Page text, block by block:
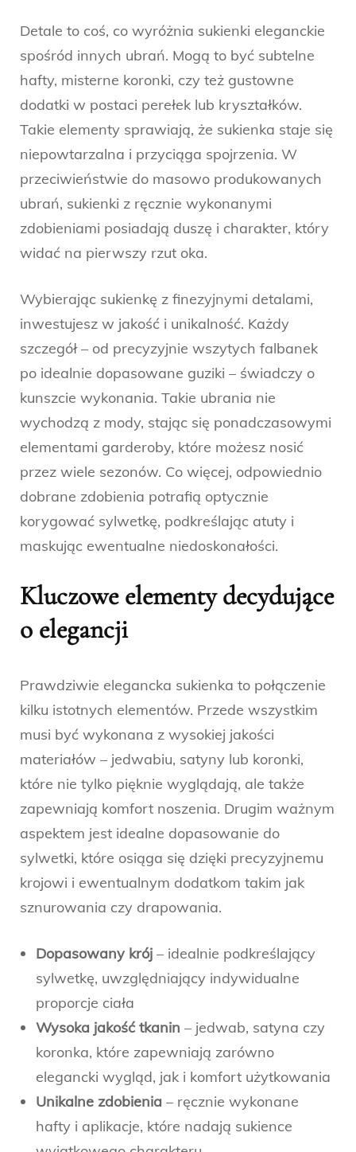
Detale to coś, co wyróżnia sukienki eleganckie
spośród innych ubrań. Mogą to być subtelne
hafty, misterne koronki, czy też gustowne
dodatki w postaci perełek lub kryształków.
Takie elementy sprawiają, że sukienka staje się
niepowtarzalna i przyciąga spojrzenia. W
przeciwieństwie do masowo produkowanych
ubrań, sukienki z ręcznie wykonanymi
zdobieniami posiadają duszę i charakter, który
widać na pierwszy rzut oka.
Wybierając sukienkę z finezyjnymi detalami,
inwestujesz w jakość i unikalność. Każdy
szczegół – od precyzyjnie wszytych falbanek
po idealnie dopasowane guziki – świadczy o
kunszcie wykonania. Takie ubrania nie
wychodzą z mody, stając się ponadczasowymi
elementami garderoby, które możesz nosić
przez wiele sezonów. Co więcej, odpowiednio
dobrane zdobienia potrafią optycznie
korygować sylwetkę, podkreślając atuty i
maskując ewentualne niedoskonałości.
Kluczowe elementy decydujące
o elegancji
Prawdziwie elegancka sukienka to połączenie
kilku istotnych elementów. Przede wszystkim
musi być wykonana z wysokiej jakości
materiałów – jedwabiu, satyny lub koronki,
które nie tylko pięknie wyglądają, ale także
zapewniają komfort noszenia. Drugim ważnym
aspektem jest idealne dopasowanie do
sylwetki, które osiąga się dzięki precyzyjnemu
krojowi i ewentualnym dodatkom takim jak
sznurowania czy drapowania.
Dopasowany krój – idealnie podkreślający
sylwetkę, uwzględniający indywidualne
proporcje ciała
Wysoka jakość tkanin – jedwab, satyna czy
koronka, które zapewniają zarówno
elegancki wygląd, jak i komfort użytkowania
Unikalne zdobienia – ręcznie wykonane
hafty i aplikacje, które nadają sukience